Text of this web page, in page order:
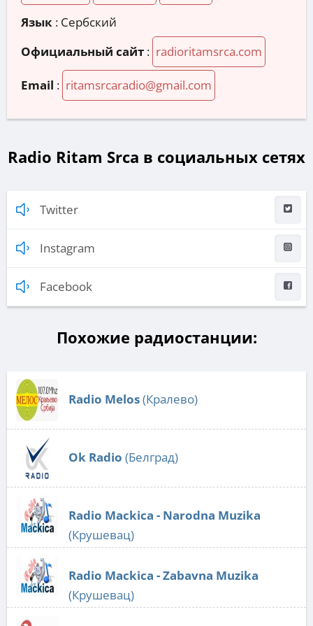
Язык : Сербский
Официальный сайт : radioritamsrca.com
Email : ritamsrcaradio@gmail.com
Radio Ritam Srca в социальных сетях
Twitter
Instagram
Facebook
Похожие радиостанции:
Radio Melos(Кралево)
Ok Radio (Белград)
Radio Mackica - Narodna Muzika
(Крушевац)
Radio Mackica - Zabavna Muzika
(Крушевац)